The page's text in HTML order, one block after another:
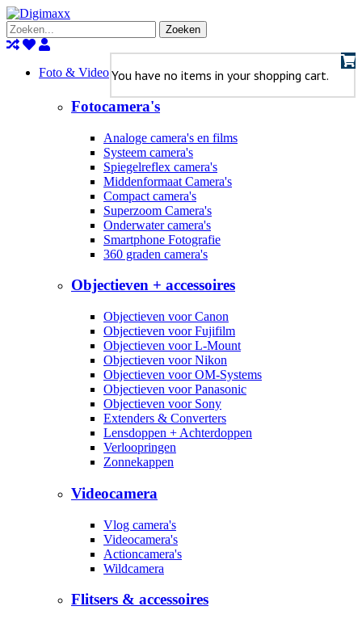
Zoeken
You have no items in your shopping cart.
Foto & Video
Fotocamera's
Analoge camera's en films
Systeem camera's
Spiegelreflex camera's
Middenformaat Camera's
Compact camera's
Superzoom Camera's
Onderwater camera's
Smartphone Fotografie
360 graden camera's
Objectieven + accessoires
Objectieven voor Canon
Objectieven voor Fujifilm
Objectieven voor L-Mount
Objectieven voor Nikon
Objectieven voor OM-Systems
Objectieven voor Panasonic
Objectieven voor Sony
Extenders & Converters
Lensdoppen + Achterdoppen
Verloopringen
Zonnekappen
Videocamera
Vlog camera's
Videocamera's
Actioncamera's
Wildcamera
Flitsers & accessoires